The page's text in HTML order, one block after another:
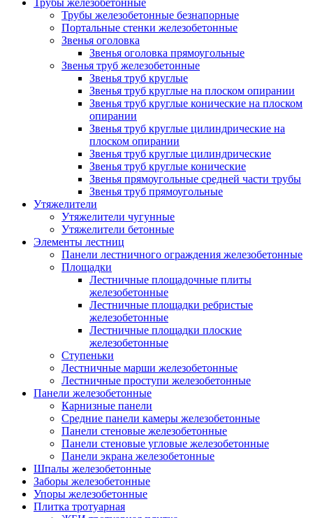
Трубы железобетонные безнапорные
Портальные стенки железобетонные
Звенья оголовка
Звенья оголовка прямоугольные
Звенья труб железобетонные
Звенья труб круглые
Звенья труб круглые на плоском опирании
Звенья труб круглые конические на плоском
опирании
Звенья труб круглые цилиндрические на
плоском опирании
Звенья труб круглые цилиндрические
Звенья труб круглые конические
Звенья прямоугольные средней части трубы
Звенья труб прямоугольные
Утяжелители
Утяжелители чугунные
Утяжелители бетонные
Элементы лестниц
Панели лестничного ограждения железобетонные
Площадки
Лестничные площадочные плиты
железобетонные
Лестничные площадки ребристые
железобетонные
Лестничные площадки плоские
железобетонные
Ступеньки
Лестничные марши железобетонные
Лестничные проступи железобетонные
Панели железобетонные
Карнизные панели
Средние панели камеры железобетонные
Панели стеновые железобетонные
Панели стеновые угловые железобетонные
Панели экрана железобетонные
Шпалы железобетонные
Заборы железобетонные
Упоры железобетонные
Плитка тротуарная